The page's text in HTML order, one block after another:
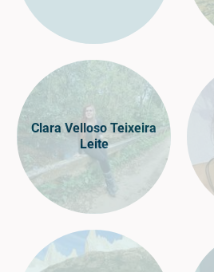
Clara Velloso Teixeira
Leite